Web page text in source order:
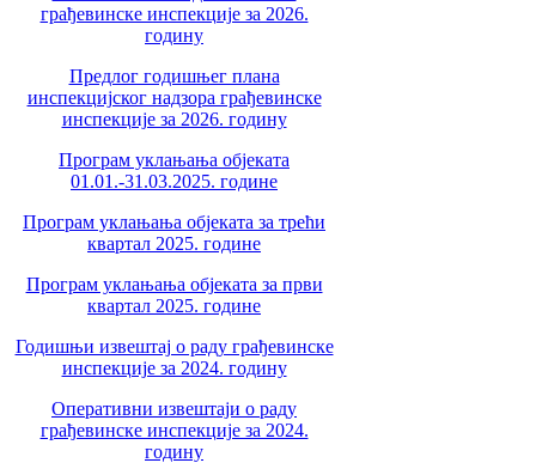
грађевинске инспекције за 2026.
годину
Предлог годишњег плана
инспекцијског надзора грађевинске
инспекције за 2026. годину
Програм уклањања објеката
01.01.-31.03.2025. године
Програм уклањања објеката за трећи
квартал 2025. године
Програм уклањања објеката за први
квартал 2025. године
Годишњи извештај о раду грађевинске
инспекције за 2024. годину
Оперативни извештаји о раду
грађевинске инспекције за 2024.
годину